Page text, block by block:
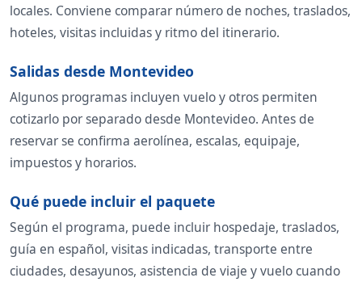
locales. Conviene comparar número de noches, traslados,
hoteles, visitas incluidas y ritmo del itinerario.
Salidas desde Montevideo
Algunos programas incluyen vuelo y otros permiten
cotizarlo por separado desde Montevideo. Antes de
reservar se confirma aerolínea, escalas, equipaje,
impuestos y horarios.
Qué puede incluir el paquete
Según el programa, puede incluir hospedaje, traslados,
guía en español, visitas indicadas, transporte entre
ciudades, desayunos, asistencia de viaje y vuelo cuando